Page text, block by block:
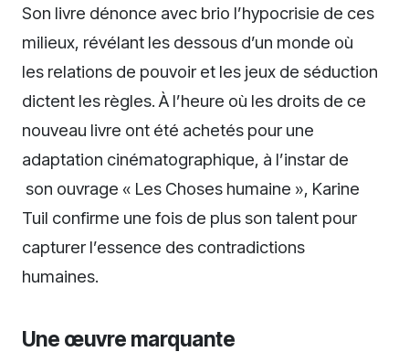
Son livre dénonce avec brio l’hypocrisie de ces
milieux, révélant les dessous d’un monde où
les relations de pouvoir et les jeux de séduction
dictent les règles. À l’heure où les droits de ce
nouveau livre ont été achetés pour une
adaptation cinématographique, à l’instar de
son ouvrage « Les Choses humaine », Karine
Tuil confirme une fois de plus son talent pour
capturer l’essence des contradictions
humaines.
Une œuvre marquante